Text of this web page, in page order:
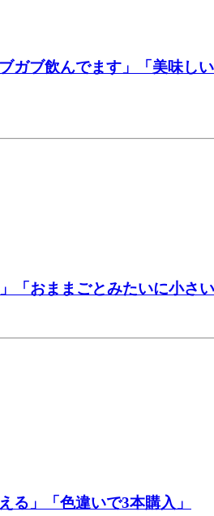
ブ飲んでます」「美味し
おままごとみたいに小さい
」「色違いで3本購入」